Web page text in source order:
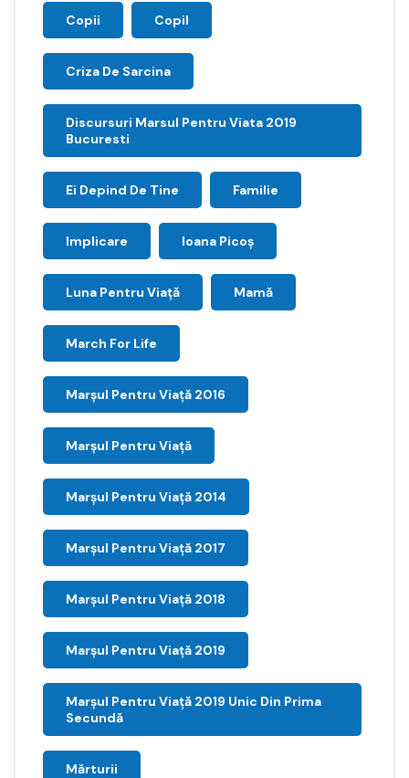
Copii Copil
Criza De Sarcina
Discursuri Marsul Pentru Viata 2019
Bucuresti
Ei Depind De Tine Familie
Implicare Ioana Picoş
Luna Pentru Viață Mamă
March For Life
Marşul Pentru Viaţă 2016
Marșul Pentru Viață
Marșul Pentru Viață 2014
Marșul Pentru Viață 2017
Marșul Pentru Viață 2018
Marșul Pentru Viață 2019
Marșul Pentru Viață 2019 Unic Din Prima
Secundă
Mărturii